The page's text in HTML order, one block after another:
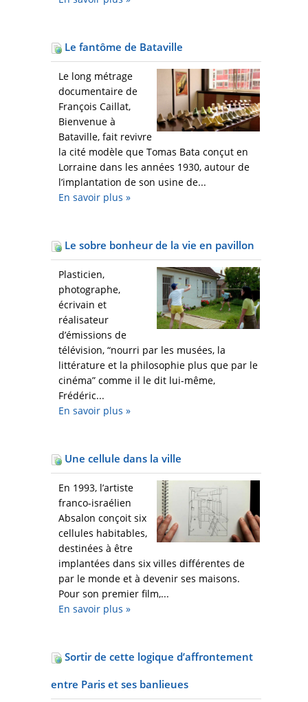
Le fantôme de Bataville
Le long métrage
documentaire de
François Caillat,
Bienvenue à
Bataville, fait revivre
la cité modèle que Tomas Bata conçut en
Lorraine dans les années 1930, autour de
l’implantation de son usine de...
En savoir plus »
Le sobre bonheur de la vie en pavillon
Plasticien,
photographe,
écrivain et
réalisateur
d’émissions de
télévision, “nourri par les musées, la
littérature et la philosophie plus que par le
cinéma” comme il le dit lui-même,
Frédéric...
En savoir plus »
Une cellule dans la ville
En 1993, l’artiste
franco-israélien
Absalon conçoit six
cellules habitables,
destinées à être
implantées dans six villes différentes de
par le monde et à devenir ses maisons.
Pour son premier film,...
En savoir plus »
Sortir de cette logique d’affrontement
entre Paris et ses banlieues